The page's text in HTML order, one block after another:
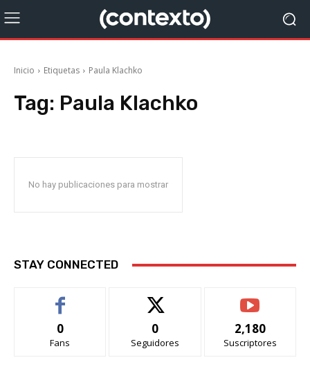
Inicio Etiquetas Paula Klachko
Tag: Paula Klachko
No hay publicaciones para mostrar
STAY CONNECTED
0
Fans
0
Seguidores
2,180
Suscriptores